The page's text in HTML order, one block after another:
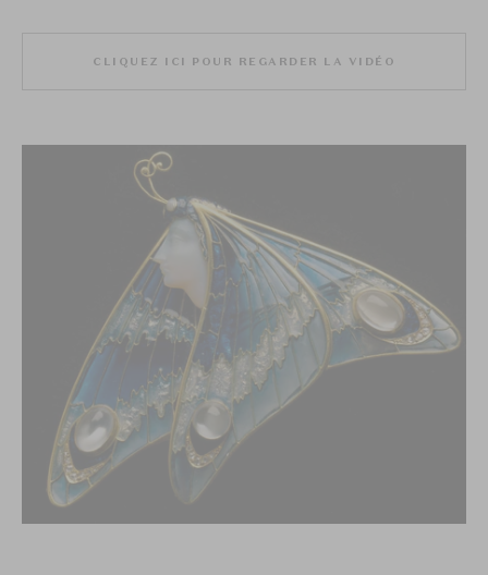
CLIQUEZ ICI POUR REGARDER LA VIDÉO